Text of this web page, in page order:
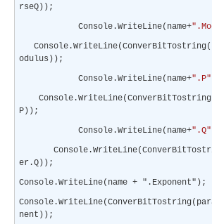
rseQ));
Console.WriteLine(name+
odulus));
Console.WriteLine(name+".P"
P));
Console.WriteLine(name+".Q"
er.Q));
Console.WriteLine(name + ".Exponent");
nent));